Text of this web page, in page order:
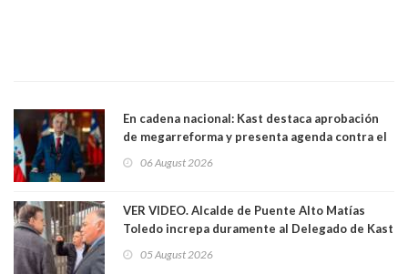
En cadena nacional: Kast destaca aprobación
de megarreforma y presenta agenda contra el
Crimen Organizado y el Terrorismo
06 August 2026
VER VIDEO. Alcalde de Puente Alto Matías
Toledo increpa duramente al Delegado de Kast
Germán Codina por crisis de seguridad. "El
delegado nuevamente arrancando"
05 August 2026